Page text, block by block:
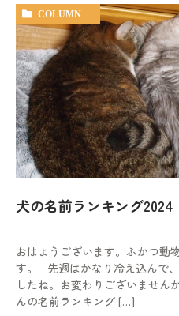
COLUMN
犬の名前ランキング2024
おはようございます。ふかつ動
す。 先週はかなり冷え込んで
したね。お変わりございませ
んの名前ランキング […]